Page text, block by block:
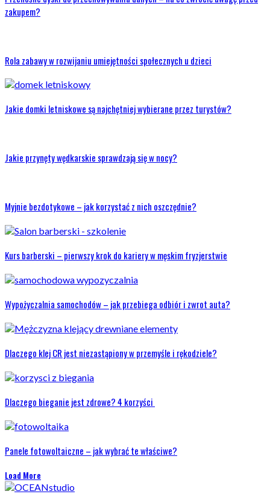
zakupem?
Rola zabawy w rozwijaniu umiejętności społecznych u dzieci
Jakie domki letniskowe są najchętniej wybierane przez turystów?
Jakie przynęty wędkarskie sprawdzają się w nocy?
Myjnie bezdotykowe – jak korzystać z nich oszczędnie?
Kurs barberski – pierwszy krok do kariery w męskim fryzjerstwie
Wypożyczalnia samochodów – jak przebiega odbiór i zwrot auta?
Dlaczego klej CR jest niezastąpiony w przemyśle i rękodziele?
Dlaczego bieganie jest zdrowe? 4 korzyści
Panele fotowoltaiczne – jak wybrać te właściwe?
Load More